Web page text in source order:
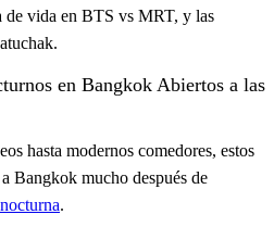
de vida en BTS vs MRT, y las
en Bangkok Abiertos a las
hasta modernos comedores, estos
Bangkok mucho después de
.